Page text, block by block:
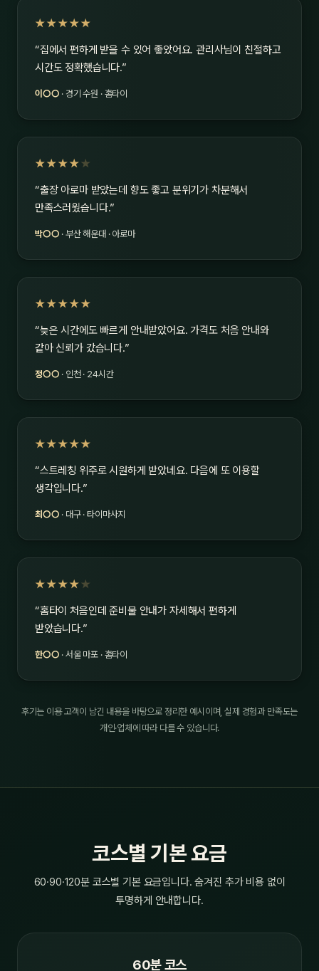
★★★★★
“집에서 편하게 받을 수 있어 좋았어요. 관리사님이 친절하고
시간도 정확했습니다.”
이○○ · 경기 수원 · 홈타이
★★★★ ★
“출장 아로마 받았는데 향도 좋고 분위기가 차분해서
만족스러웠습니다.”
박○○ · 부산 해운대 · 아로마
★★★★★
“늦은 시간에도 빠르게 안내받았어요. 가격도 처음 안내와
같아 신뢰가 갔습니다.”
정○○ · 인천 · 24시간
★★★★★
“스트레칭 위주로 시원하게 받았네요. 다음에 또 이용할
생각입니다.”
최○○ · 대구 · 타이마사지
★★★★ ★
“홈타이 처음인데 준비물 안내가 자세해서 편하게
받았습니다.”
한○○ · 서울 마포 · 홈타이
후기는 이용 고객이 남긴 내용을 바탕으로 정리한 예시이며, 실제 경험과 만족도는
개인·업체에 따라 다를 수 있습니다.
코스별 기본 요금
60·90·120분 코스별 기본 요금입니다. 숨겨진 추가 비용 없이
투명하게 안내합니다.
60분 코스